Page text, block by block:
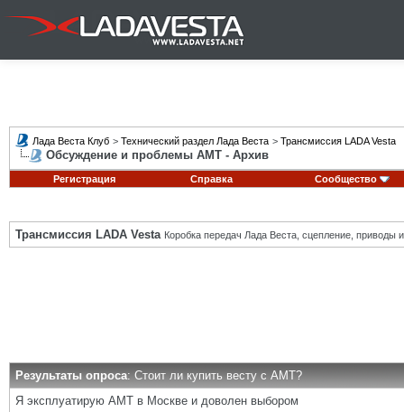
Лада Веста Клуб > Технический раздел Лада Веста > Трансмиссия LADA Vesta
Обсуждение и проблемы АМТ - Архив
Регистрация Справка Сообщество
Трансмиссия LADA Vesta Коробка передач Лада Веста, сцепление, приводы и
Результаты опроса: Стоит ли купить весту с АМТ?
Я эксплуатирую АМТ в Москве и доволен выбором